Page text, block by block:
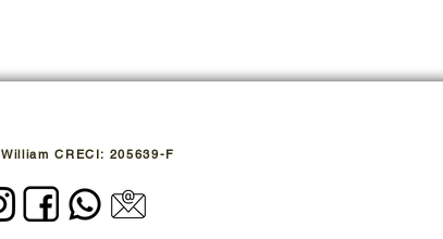
William CRECI: 205639-F